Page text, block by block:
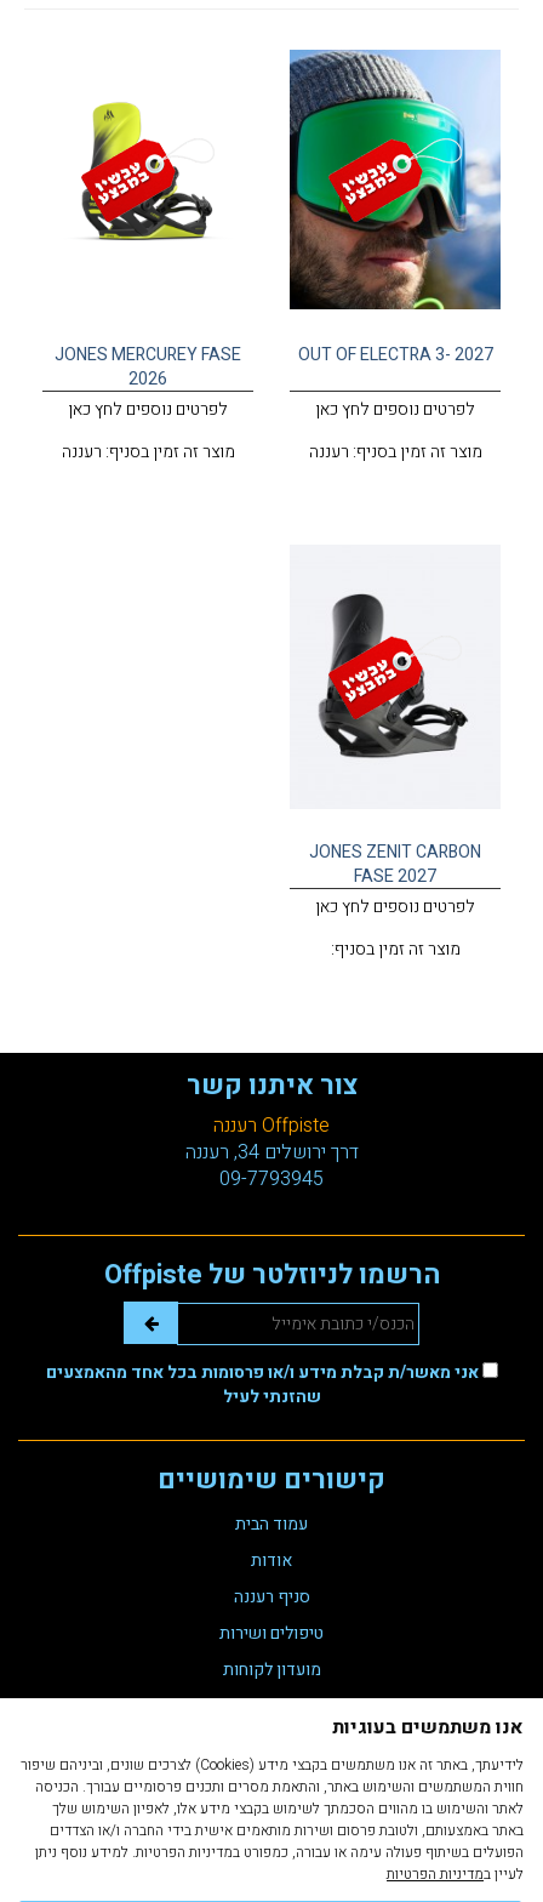
אנו משתמשים בעוגיות
לידיעתך, באתר זה אנו משתמשים בקבצי מידע (Cookies) לצרכים שונים, וביניהם שיפור
חווית המשתמשים והשימוש באתר, והתאמת מסרים ותכנים פרסומיים עבורך. הכניסה
לאתר והשימוש בו מהווים הסכמתך לשימוש בקבצי מידע אלו, לאפיון השימוש שלך
באתר באמצעותם, ולטובת פרסום ושירות מותאמים אישית בידי החברה ו/או הצדדים
הפועלים בשיתוף פעולה עימה או עבורה, כמפורט במדיניות הפרטיות. למידע נוסף ניתן
לעיין במדיניות הפרטיות
OUT OF ELECTRA 3- 2027
לפרטים נוספים לחץ כאן
מוצר זה זמין בסניף: רעננה
JONES MERCUREY FASE
2026
לפרטים נוספים לחץ כאן
מוצר זה זמין בסניף: רעננה
JONES ZENIT CARBON
FASE 2027
לפרטים נוספים לחץ כאן
מוצר זה זמין בסניף:
קישורים שימושיים
עמוד הבית
אודות
סניף רעננה
טיפולים ושירות
מועדון לקוחות
צור קשר
הצהרת נגישות
מדיניות פרטיות
תקנון ותנאי שימוש
הרשמו לניוזלטר של Offpiste
אני מאשר/ת קבלת מידע ו/או פרסומות בכל אחד מהאמצעים
שהזנתי לעיל
צור איתנו קשר
Offpiste רעננה
דרך ירושלים 34, רעננה
09-7793945